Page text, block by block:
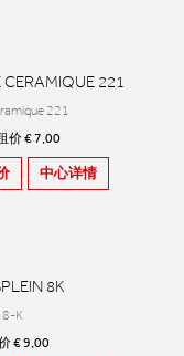
CERAMIQUE 221
221
价 € 7,00
中心详情
8K
8-K
€ 9,00